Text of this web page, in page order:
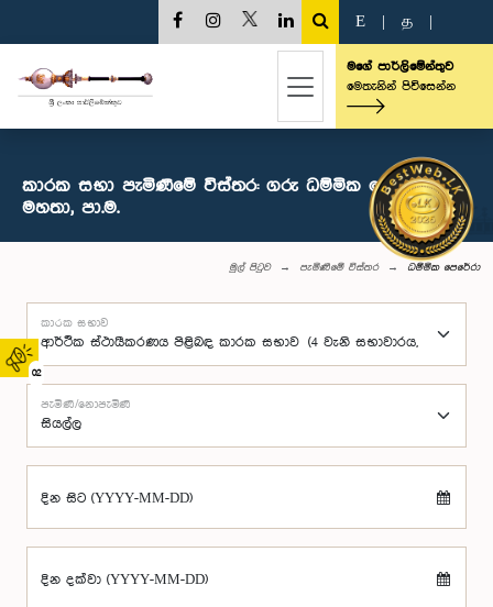
02
E த
මගේ පාර්ලිමේන්තුව
මෙතැනින් පිවිසෙන්න
කාරක සභා පැමිණීමේ විස්තර: ගරු ධම්මික පෙරේරා
මහතා, පා.ම.
මුල් පිටුව පැමිණීමේ විස්තර ධම්මික පෙරේරා
කාරක සභාව
පැමිණි/නොපැමිණි
දින සිට (YYYY-MM-DD)
දින දක්වා (YYYY-MM-DD)